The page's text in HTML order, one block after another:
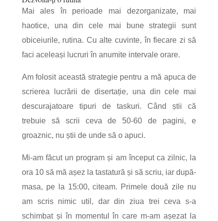
Mai ales în perioade mai dezorganizate, mai
haotice, una din cele mai bune strategii sunt
obiceiurile, rutina. Cu alte cuvinte, în fiecare zi să
faci aceleași lucruri în anumite intervale orare.
Am folosit această strategie pentru a mă apuca de
scrierea lucrării de disertație, una din cele mai
descurajatoare tipuri de taskuri. Când știi că
trebuie să scrii ceva de 50-60 de pagini, e
groaznic, nu știi de unde să o apuci.
Mi-am făcut un program și am început ca zilnic, la
ora 10 să mă așez la tastatură și să scriu, iar după-
masa, pe la 15:00, citeam. Primele două zile nu
am scris nimic util, dar din ziua trei ceva s-a
schimbat și în momentul în care m-am așezat la